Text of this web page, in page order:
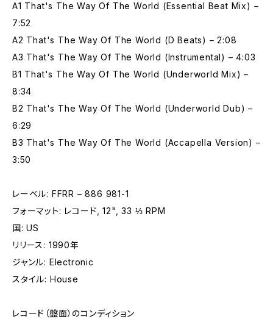
A1 That's The Way Of The World (Essential Beat Mix) –
7:52
A2 That's The Way Of The World (D Beats) – 2:08
A3 That's The Way Of The World (Instrumental) – 4:03
B1 That's The Way Of The World (Underworld Mix) –
8:34
B2 That's The Way Of The World (Underworld Dub) –
6:29
B3 That's The Way Of The World (Accapella Version) –
3:50
レーベル: FFRR – 886 981-1
フォーマット: レコード, 12", 33 ⅓ RPM
国: US
リリース: 1990年
ジャンル: Electronic
スタイル: House
レコード（盤面）のコンディション